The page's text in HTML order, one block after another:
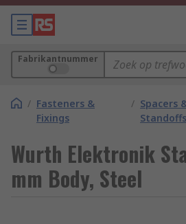
Fabrikantnummer
/ Fasteners &
Fixings
/ Spacers
Standoffs
Wurth Elektronik
mm Body, Steel